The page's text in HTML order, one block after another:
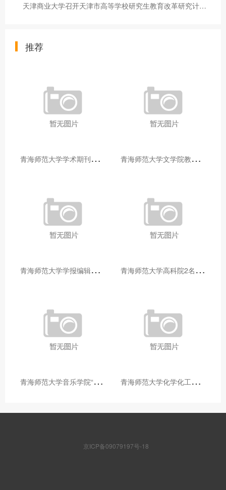
天津商业大学召开天津市高等学校研究生教育改革研究计划项目开题会
推荐
青
海师范大学学术期刊两个专栏入选2025年青海省期刊重点专栏 青
海师范大学文学院教师赴山东省相关高校和学术机构交流学习
青
海师范大学学报编辑部赴大通县城关镇上毛佰胜村开展帮扶慰问活动 青
海师范大学高科院2名专家当选中国科学院院士
青
海师范大学音乐学院“青舞华章”本科舞蹈专业中期汇报圆满落幕 青
海师范大学化学化工学院开展铸牢中华民族共同体意识大讲堂活动
京ICP备09079197号-18